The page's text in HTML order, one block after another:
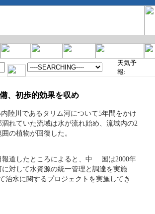
天気予
報:
、初歩的効果を収め
陸川であるタリム河について5年間をかけ
れていた流域は水が流れ始め、流域内の2
の植物が回復した。
報道したところによると、中
国は2000年
対して水資源の統一管理と調達を実施
治水に関するプロジェクトを実施してき